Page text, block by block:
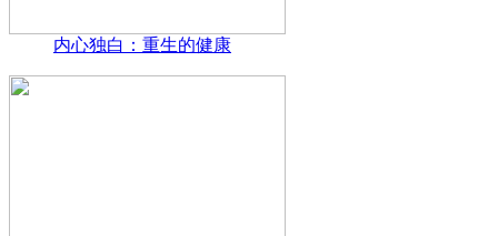
内心独白：重生的健康